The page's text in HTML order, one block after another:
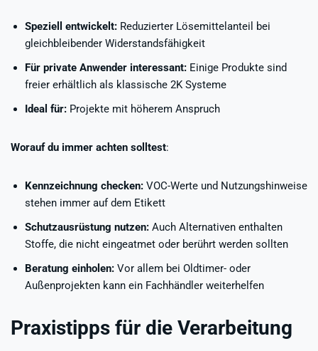
Speziell entwickelt: Reduzierter Lösemittelanteil bei
gleichbleibender Widerstandsfähigkeit
Für private Anwender interessant: Einige Produkte sind
freier erhältlich als klassische 2K Systeme
Ideal für: Projekte mit höherem Anspruch
Worauf du immer achten solltest:
Kennzeichnung checken: VOC-Werte und Nutzungshinweise
stehen immer auf dem Etikett
Schutzausrüstung nutzen: Auch Alternativen enthalten
Stoffe, die nicht eingeatmet oder berührt werden sollten
Beratung einholen: Vor allem bei Oldtimer- oder
Außenprojekten kann ein Fachhändler weiterhelfen
Praxistipps für die Verarbeitung